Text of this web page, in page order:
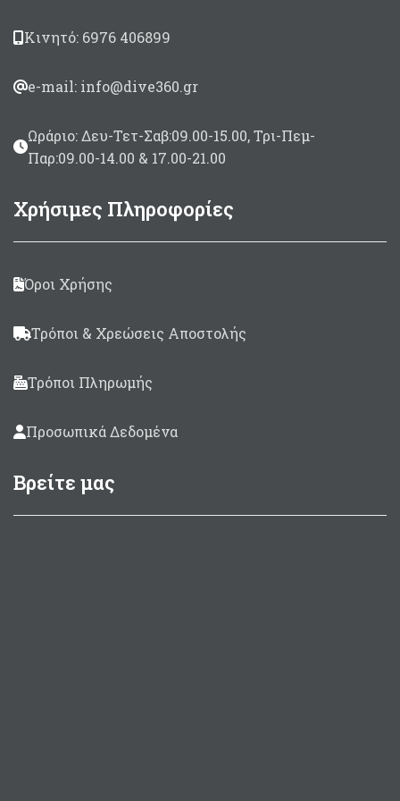
Made in Taiwan
Κινητό: 6976 406899
e-mail: info@dive360.gr
Ωράριο: Δευ-Τετ-Σαβ:09.00-15.00, Τρι-Πεμ-
Παρ:09.00-14.00 & 17.00-21.00
Χρήσιμες Πληροφορίες
Όροι Χρήσης
Τρόποι & Χρεώσεις Αποστολής
Τρόποι Πληρωμής
Προσωπικά Δεδομένα
Βρείτε μας